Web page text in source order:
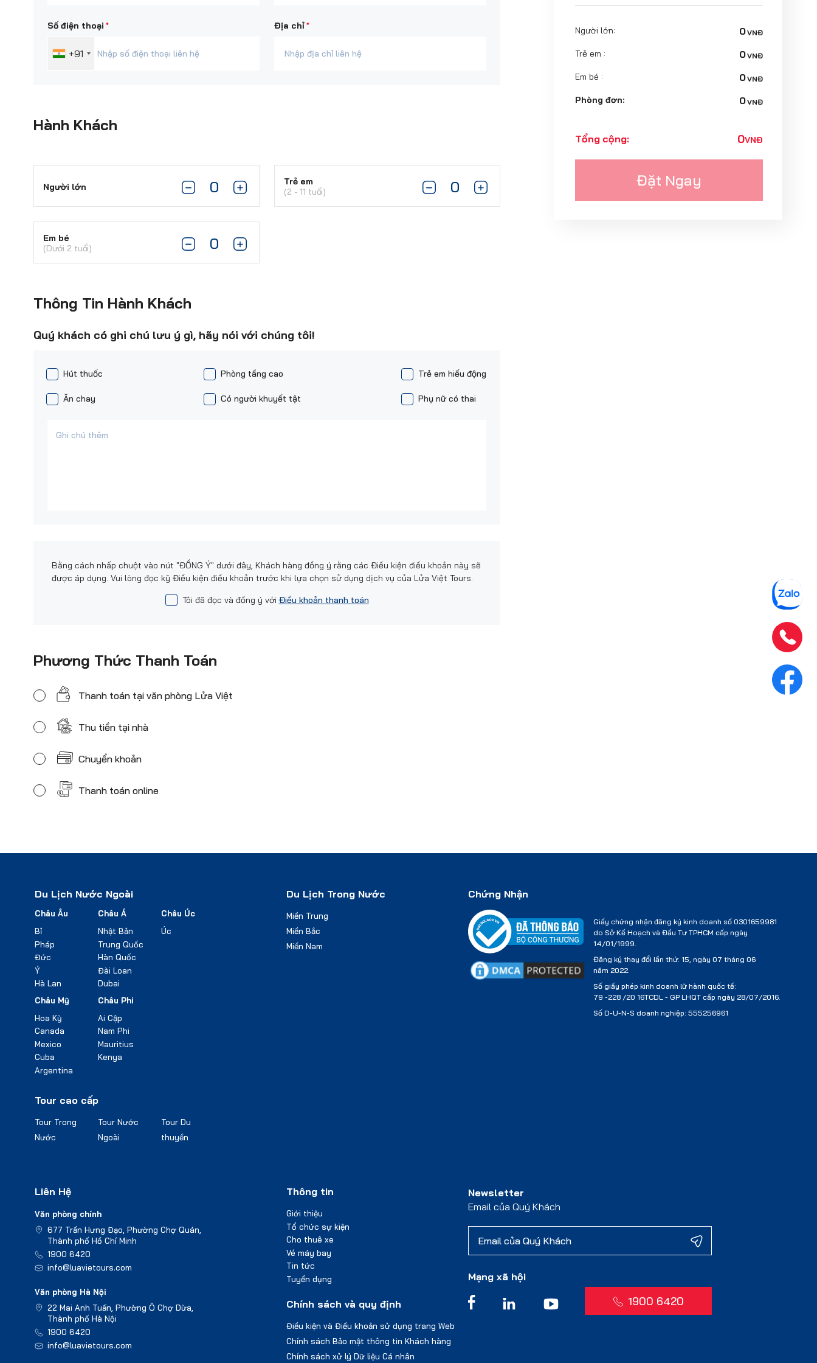
Số điện thoại *
+91
Địa chỉ*
Hành Khách
Người lớn
Trẻ em
(2 - 11 tuổi)
Em bé
(Dưới 2 tuổi)
Thông Tin Hành Khách
Quý khách có ghi chú lưu ý gì, hãy nói với chúng tôi!
Hút thuốc Phòng tầng cao Trẻ em hiếu động
Ăn chay Có người khuyết tật Phụ nữ có thai
Bằng cách nhấp chuột vào nút "ĐỒNG Ý" dưới đây, Khách hàng đồng ý rằng các Điều kiện điều khoản này sẽ
được áp dụng. Vui lòng đọc kỹ Điều kiện điều khoản trước khi lựa chọn sử dụng dịch vụ của Lửa Việt Tours.
Tôi đã đọc và đồng ý với Điều khoản thanh toán
Phương Thức Thanh Toán
Thanh toán tại văn phòng Lửa Việt
Thu tiền tại nhà
Chuyển khoản
Thanh toán online
Người lớn: 0VNĐ
Trẻ em : 0VNĐ
Em bé : 0VNĐ
Phòng đơn: 0VNĐ
Tổng cộng: 0VNĐ
Đặt Ngay
Du Lịch Nước Ngoài
Châu Âu
Bỉ
Pháp
Đức
Ý
Hà Lan
Châu Á
Nhật Bản
Trung Quốc
Hàn Quốc
Đài Loan
Dubai
Châu Úc
Úc
Châu Mỹ
Hoa Kỳ
Canada
Mexico
Cuba
Argentina
Châu Phi
Ai Cập
Nam Phi
Mauritius
Kenya
Du Lịch Trong Nước
Miền Trung
Miền Bắc
Miền Nam
Tour cao cấp
Tour Trong
Nước
Tour Nước
Ngoài
Tour Du
thuyền
Chứng Nhận
Giấy chứng nhận đăng ký kinh doanh số 0301659981
do Sở Kế Hoạch và Đầu Tư TPHCM cấp ngày
14/01/1999.
Đăng ký thay đổi lần thứ: 15, ngày 07 tháng 06
năm 2022.
Số giấy phép kinh doanh lữ hành quốc tế:
79 -228 /20 16TCDL - GP LHQT cấp ngày 28/07/2016.
Số D-U-N-S doanh nghiệp: 555256961
Liên Hệ
Văn phòng chính
677 Trần Hưng Đạo, Phường Chợ Quán,
Thành phố Hồ Chí Minh
1900 6420
info@luavietours.com
Văn phòng Hà Nội
22 Mai Anh Tuấn, Phường Ô Chợ Dừa,
Thành phố Hà Nội
1900 6420
info@luavietours.com
Thông tin
Giới thiệu
Tổ chức sự kiện
Cho thuê xe
Vé máy bay
Tin tức
Tuyển dụng
Chính sách và quy định
Điều kiện và Điều khoản sử dụng trang Web
Chính sách Bảo mật thông tin Khách hàng
Chính sách xử lý Dữ liệu Cá nhân
Newsletter
Email của Quý Khách
Mạng xã hội
1900 6420